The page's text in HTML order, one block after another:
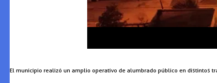
El municipio realizó un amplio operativo de alumbrado público en distintos